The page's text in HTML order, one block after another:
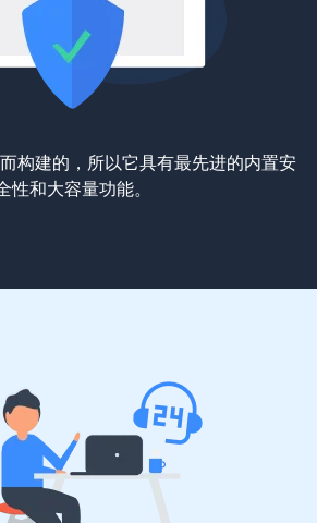
构建的，所以它具有最先进的内置安
性和大容量功能。